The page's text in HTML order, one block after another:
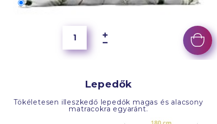
Lepedők
Tökéletesen illeszkedő lepedők magas és alacsony
matracokra egyaránt.